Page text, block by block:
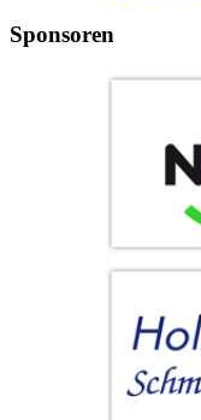
Sponsoren